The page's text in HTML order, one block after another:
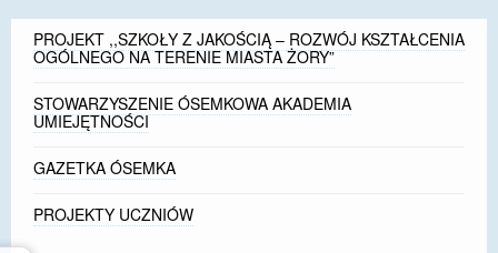
PROJEKT ,,SZKOŁY Z JAKOŚCIĄ – ROZWÓJ KSZTAŁCENIA
OGÓLNEGO NA TERENIE MIASTA ŻORY”
STOWARZYSZENIE ÓSEMKOWA AKADEMIA
UMIEJĘTNOŚCI
GAZETKA ÓSEMKA
PROJEKTY UCZNIÓW